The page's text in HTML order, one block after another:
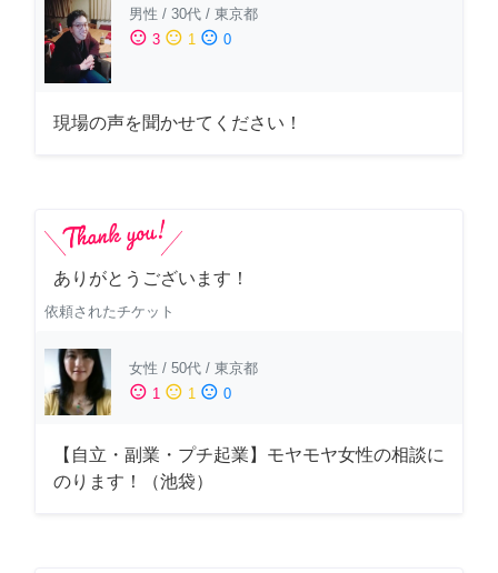
男性 / 30代 / 東京都
sentiment_satisfied 3 sentiment_neutral 1 sentiment_dissatisfied 0
現場の声を聞かせてください！
ありがとうございます！
依頼されたチケット
女性 / 50代 / 東京都
sentiment_satisfied 1 sentiment_neutral 1 sentiment_dissatisfied 0
【自立・副業・プチ起業】モヤモヤ女性の相談に
のります！（池袋）